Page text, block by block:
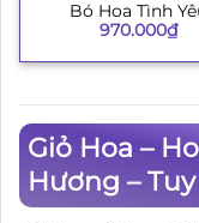
Bó Hoa Tình
970.000₫
Giỏ Hoa –
Hương –